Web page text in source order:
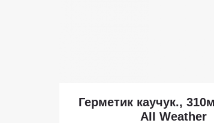
Герметик каучук.,
AII Weather